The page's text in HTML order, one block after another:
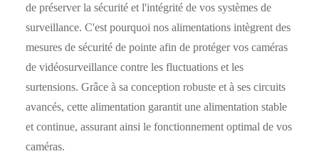
de préserver la sécurité et l'intégrité de vos systèmes de
surveillance. C'est pourquoi nos alimentations intègrent des
mesures de sécurité de pointe afin de protéger vos caméras
de vidéosurveillance contre les fluctuations et les
surtensions. Grâce à sa conception robuste et à ses circuits
avancés, cette alimentation garantit une alimentation stable
et continue, assurant ainsi le fonctionnement optimal de vos
caméras.